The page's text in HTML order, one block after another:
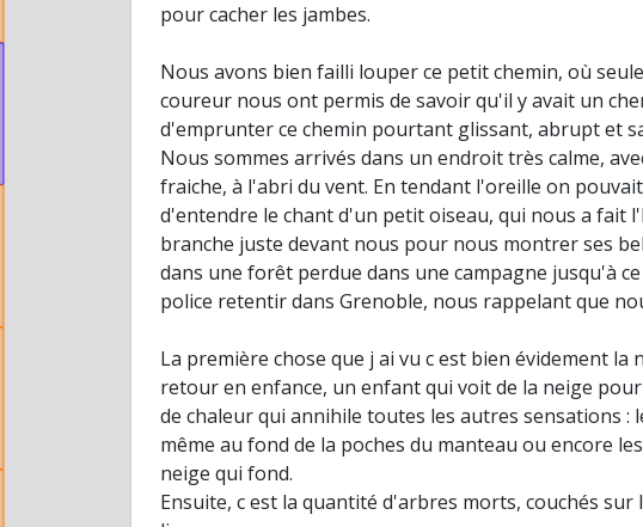
pour cacher les jambes.
Nous avons bien failli louper ce petit chemin, où
coureur nous ont permis de savoir qu'il y avait un
d'emprunter ce chemin pourtant glissant, abrupt et
Nous sommes arrivés dans un endroit très calme,
fraiche, à l'abri du vent. En tendant l'oreille on
d'entendre le chant d'un petit oiseau, qui nous a fait
branche juste devant nous pour nous montrer ses
dans une forêt perdue dans une campagne jusqu'à
police retentir dans Grenoble, nous rappelant que
La première chose que j ai vu c est bien évidement la
retour en enfance, un enfant qui voit de la neige
de chaleur qui annihile toutes les autres sensations :
même au fond de la poches du manteau ou encore
neige qui fond.
Ensuite, c est la quantité d'arbres morts, couchés